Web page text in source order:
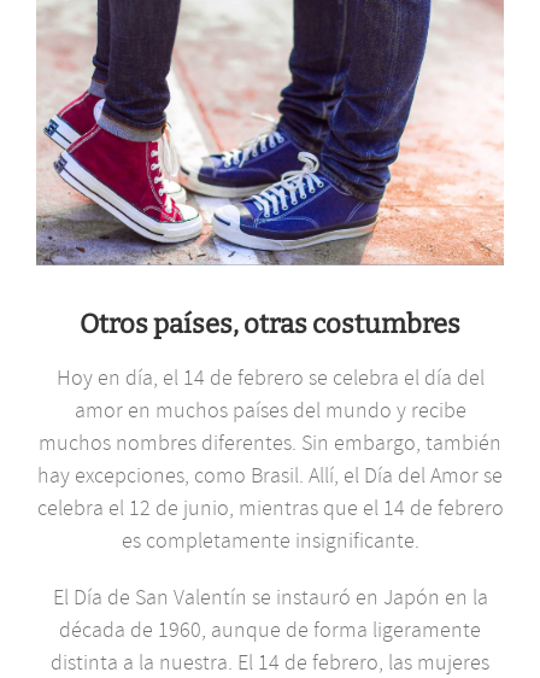
Otros países, otras costumbres
Hoy en día, el 14 de febrero se celebra el día del
amor en muchos países del mundo y recibe
muchos nombres diferentes. Sin embargo, también
hay excepciones, como Brasil. Allí, el Día del Amor se
celebra el 12 de junio, mientras que el 14 de febrero
es completamente insignificante.
El Día de San Valentín se instauró en Japón en la
década de 1960, aunque de forma ligeramente
distinta a la nuestra. El 14 de febrero, las mujeres